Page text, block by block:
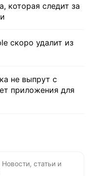
которая следит за
скоро удалит из
не выпрут с
приложения для
Новости, статьи и